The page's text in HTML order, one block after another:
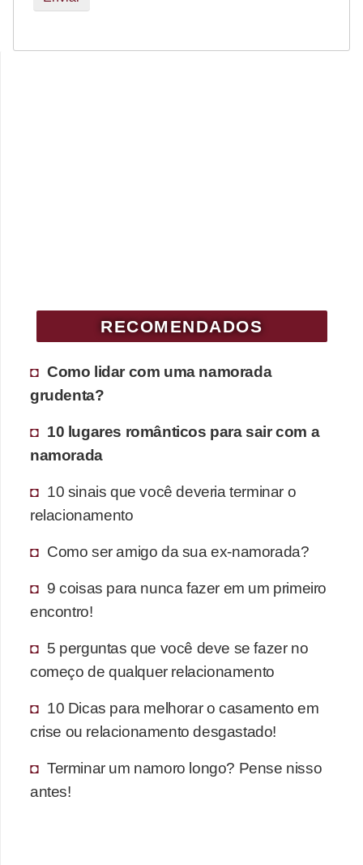
RECOMENDADOS
Como lidar com uma namorada
grudenta?
10 lugares românticos para sair com a
namorada
10 sinais que você deveria terminar o
relacionamento
Como ser amigo da sua ex-namorada?
9 coisas para nunca fazer em um primeiro
encontro!
5 perguntas que você deve se fazer no
começo de qualquer relacionamento
10 Dicas para melhorar o casamento em
crise ou relacionamento desgastado!
Terminar um namoro longo? Pense nisso
antes!